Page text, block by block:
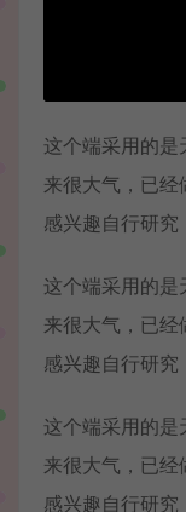
这个端采用的是
来很大气，已经
感兴趣自行研究
这个端采用的是
来很大气，已经
感兴趣自行研究
这个端采用的是
来很大气，已经
感兴趣自行研究